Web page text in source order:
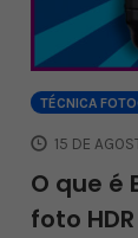
TÉCNICA
15 DE
O que é
foto